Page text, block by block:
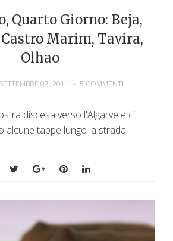
Quarto Giorno: Beja,
Marim, Tavira,
Olhao
07, 2011 - 5 COMMENTI
discesa verso l'Algarve e ci
alcune tappe lungo la strada.